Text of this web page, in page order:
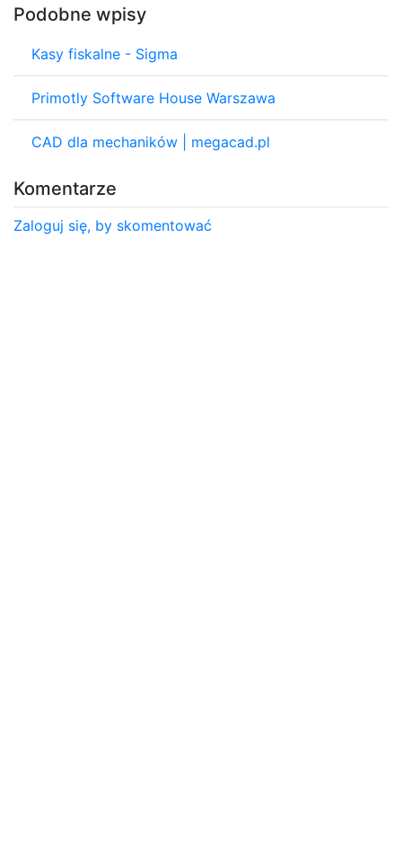
Podobne wpisy
Kasy fiskalne - Sigma
Primotly Software House Warszawa
CAD dla mechaników | megacad.pl
Komentarze
Zaloguj się, by skomentować